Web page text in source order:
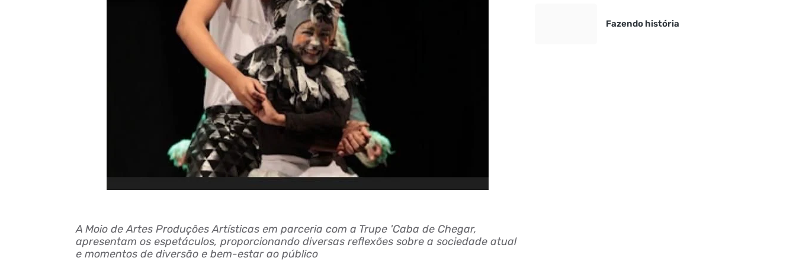
A Moio de Artes Produções Artísticas em parceria com a Trupe 'Caba de Chegar,
apresentam os espetáculos, proporcionando diversas reflexões sobre a sociedade atual
e momentos de diversão e bem-estar ao público
Fazendo história